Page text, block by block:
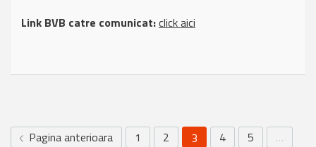
Link BVB catre comunicat:click aici
Pagina anterioara 1 2 3 4 5
…